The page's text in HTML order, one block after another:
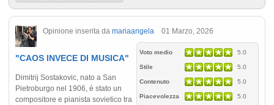
Opinione inserita da mariaangela 01 Marzo, 2026
Voto medio 5.0
Stile 5.0
Contenuto 5.0
Piacevolezza 5.0
"CAOS INVECE DI MUSICA"
Dimitrij Sostakovic, nato a San
Pietroburgo nel 1906, è stato un
compositore e pianista sovietico tra